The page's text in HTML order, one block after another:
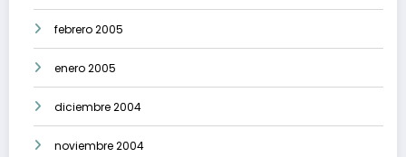
febrero 2005
enero 2005
diciembre 2004
noviembre 2004